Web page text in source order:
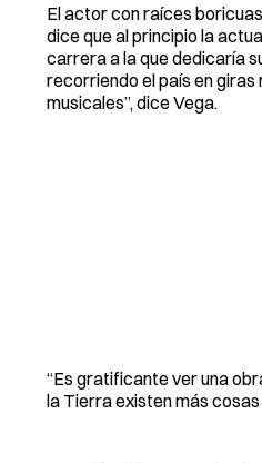
El actor con raíces
dice que al principio la
carrera a la que dedicaría
recorriendo el país en giras
musicales”, dice Vega.
“Es gratificante ver una
la Tierra existen más